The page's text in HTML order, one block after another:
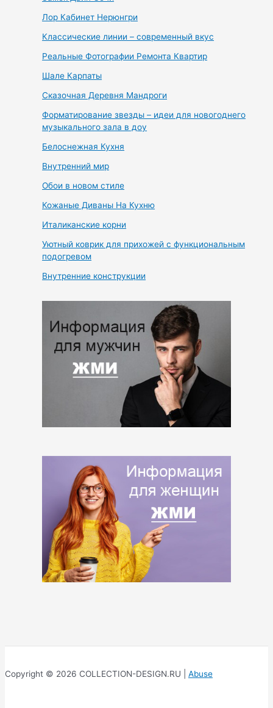
Лор Кабинет Нерюнгри
Классические линии – современный вкус
Реальные Фотографии Ремонта Квартир
Шале Карпаты
Сказочная Деревня Мандроги
Форматирование звезды – идеи для новогоднего
музыкального зала в доу
Белоснежная Кухня
Внутренний мир
Обои в новом стиле
Кожаные Диваны На Кухню
Италиканские корни
Уютный коврик для прихожей с функциональным
подогревом
Внутренние конструкции
Copyright © 2026 COLLECTION-DESIGN.RU | Abuse